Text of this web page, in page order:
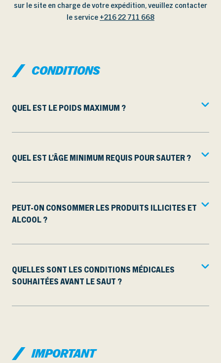
sur le site en charge de votre expédition, veuillez contacter
le service +216 22 711 668
CONDITIONS
QUEL EST LE POIDS MAXIMUM ?
QUEL EST L’ÂGE MINIMUM REQUIS POUR SAUTER ?
PEUT-ON CONSOMMER LES PRODUITS ILLICITES ET
ALCOOL ?
QUELLES SONT LES CONDITIONS MÉDICALES
SOUHAITÉES AVANT LE SAUT ?
IMPORTANT